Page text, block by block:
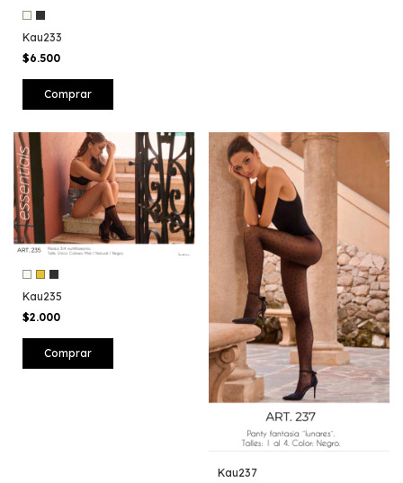
Kau233
$6.500
Comprar
Kau235
$2.000
Comprar
Kau237